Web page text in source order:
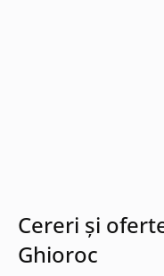
Cereri și
Ghioroc